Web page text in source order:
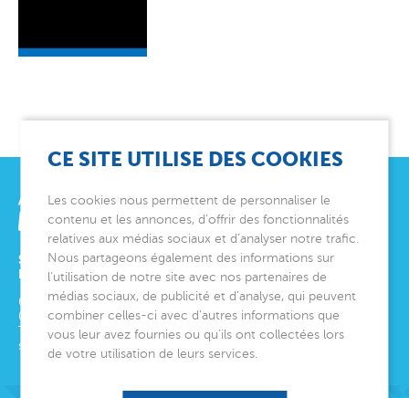
SIÈGE SOCIAL
ET DIRECTION GÉNÉRALE
6 avenue Édith Cavell
06000 Nice
Tél.
04 92 00 24 50
siege@montjoye.org
CE SITE UTILISE DES COOKIES
Les cookies nous permettent de personnaliser le
contenu et les annonces, d’offrir des fonctionnalités
relatives aux médias sociaux et d’analyser notre trafic.
Nous partageons également des informations sur
l’utilisation de notre site avec nos partenaires de
médias sociaux, de publicité et d’analyse, qui peuvent
combiner celles-ci avec d’autres informations que
vous leur avez fournies ou qu’ils ont collectées lors
de votre utilisation de leurs services.